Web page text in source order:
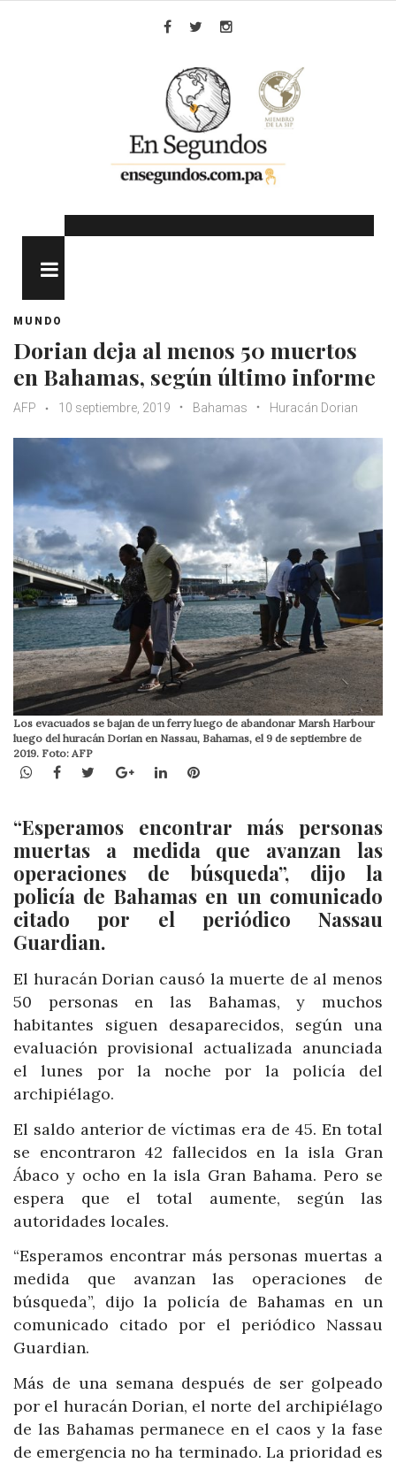
MUNDO
Dorian deja al menos 50 muertos
en Bahamas, según último informe
AFP 10 septiembre, 2019 Bahamas Huracán Dorian
Los evacuados se bajan de un ferry luego de abandonar Marsh Harbour
luego del huracán Dorian en Nassau, Bahamas, el 9 de septiembre de
2019. Foto: AFP
WhatsApp
Facebook
TwitterGoogle+LinkedInPinterest
“Esperamos encontrar más personas
muertas a medida que avanzan las
operaciones de búsqueda”, dijo la
policía de Bahamas en un comunicado
citado por el periódico Nassau
Guardian.
El huracán Dorian causó la muerte de al menos
50 personas en las Bahamas, y muchos
habitantes siguen desaparecidos, según una
evaluación provisional actualizada anunciada
el lunes por la noche por la policía del
archipiélago.
El saldo anterior de víctimas era de 45. En total
se encontraron 42 fallecidos en la isla Gran
Ábaco y ocho en la isla Gran Bahama. Pero se
espera que el total aumente, según las
autoridades locales.
“Esperamos encontrar más personas muertas a
medida que avanzan las operaciones de
búsqueda”, dijo la policía de Bahamas en un
comunicado citado por el periódico Nassau
Guardian.
Más de una semana después de ser golpeado
por el huracán Dorian, el norte del archipiélago
de las Bahamas permanece en el caos y la fase
de emergencia no ha terminado. La prioridad es